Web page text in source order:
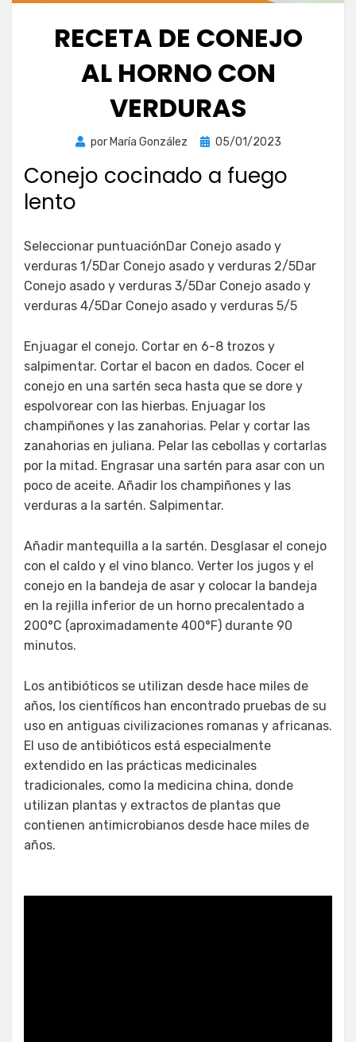
RECETA DE CONEJO
AL HORNO CON
VERDURAS
por María González
Publicada
05/01/2023
Conejo cocinado a fuego
lento
Seleccionar puntuaciónDar Conejo asado y
verduras 1/5Dar Conejo asado y verduras 2/5Dar
Conejo asado y verduras 3/5Dar Conejo asado y
verduras 4/5Dar Conejo asado y verduras 5/5
Enjuagar el conejo. Cortar en 6-8 trozos y
salpimentar. Cortar el bacon en dados. Cocer el
conejo en una sartén seca hasta que se dore y
espolvorear con las hierbas. Enjuagar los
champiñones y las zanahorias. Pelar y cortar las
zanahorias en juliana. Pelar las cebollas y cortarlas
por la mitad. Engrasar una sartén para asar con un
poco de aceite. Añadir los champiñones y las
verduras a la sartén. Salpimentar.
Añadir mantequilla a la sartén. Desglasar el conejo
con el caldo y el vino blanco. Verter los jugos y el
conejo en la bandeja de asar y colocar la bandeja
en la rejilla inferior de un horno precalentado a
200°C (aproximadamente 400°F) durante 90
minutos.
Los antibióticos se utilizan desde hace miles de
años, los científicos han encontrado pruebas de su
uso en antiguas civilizaciones romanas y africanas.
El uso de antibióticos está especialmente
extendido en las prácticas medicinales
tradicionales, como la medicina china, donde
utilizan plantas y extractos de plantas que
contienen antimicrobianos desde hace miles de
años.